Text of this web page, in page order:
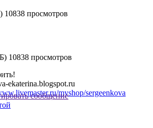
10838 просмотров
10838 просмотров
ekaterina.blogspot.ru
myshop/sergeenkova